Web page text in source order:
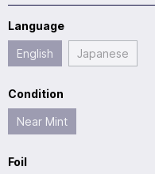
Language
English Japanese
Condition
Near Mint
Foil